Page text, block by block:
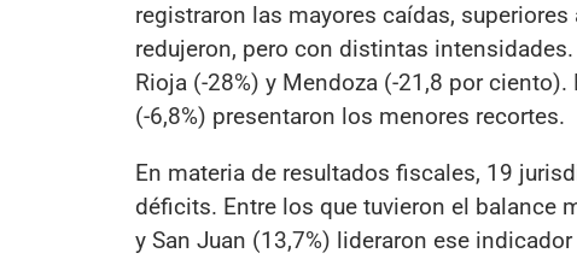
registraron las mayores caídas,
redujeron, pero con distintas
Rioja (-28%) y Mendoza (-21,8 por ciento).
(-6,8%) presentaron los menores recortes.
En materia de resultados fiscales, 19
déficits. Entre los que tuvieron el balance
y San Juan (13,7%) lideraron ese